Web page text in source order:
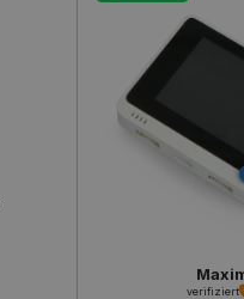
verifiziert
Unbedingt erforderliche
die unbedingt